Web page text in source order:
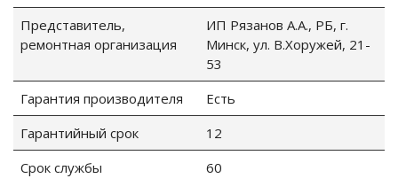
Представитель,
ремонтная организация
ИП Рязанов А.А., РБ, г.
Минск, ул. В.Хоружей, 21-
53
Гарантия производителя
Есть
Гарантийный срок
12
Срок службы
60